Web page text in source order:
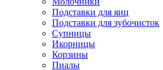
Подставки для яиц
Подставки для зубочисток
Супницы
Икорницы
Корзины
Пиалы